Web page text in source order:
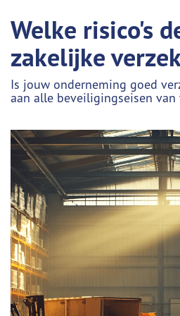
Welke risico's
zakelijke
Is jouw onderneming goed
aan alle beveiligingseisen van